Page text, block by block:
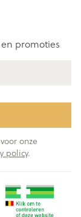
promoties
onze
policy.